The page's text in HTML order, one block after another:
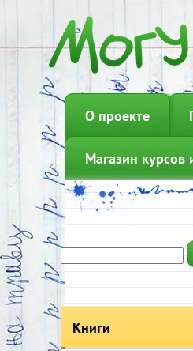
О проекте
Магазин курсов
Книги